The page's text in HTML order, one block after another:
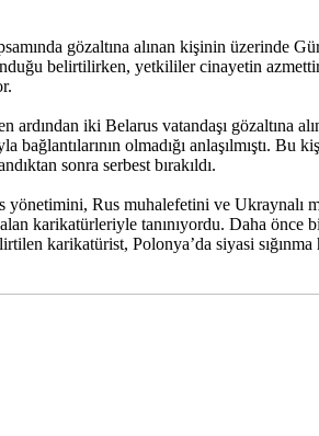
gözaltına alınan kişinin üzerinde
belirtilirken, yetkililer cinayetin
ardından iki Belarus vatandaşı gözaltına
bağlantılarının olmadığı anlaşılmıştı. Bu
sonra serbest bırakıldı.
yönetimini, Rus muhalefetini ve Ukraynalı
karikatürleriyle tanınıyordu. Daha önce
karikatürist, Polonya’da siyasi sığınma